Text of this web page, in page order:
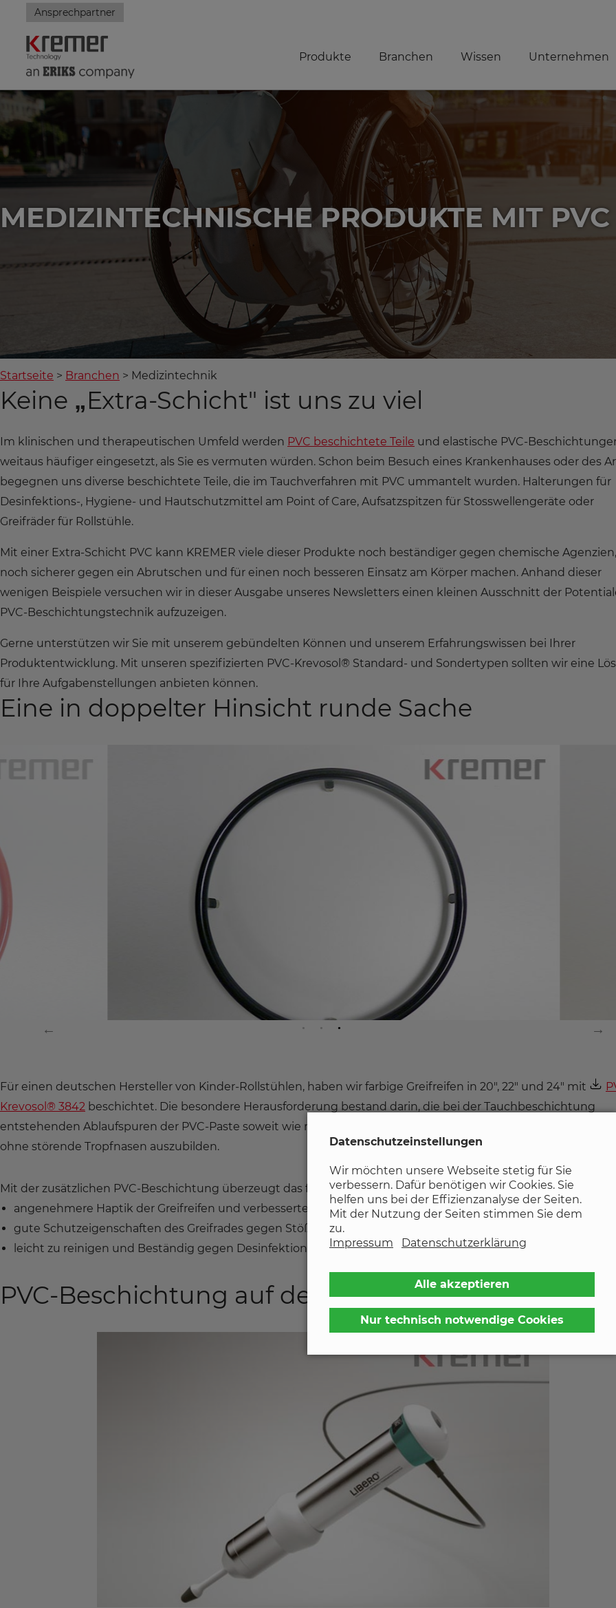
Datenschutzeinstellungen
Wir möchten unsere Webseite stetig für Sie
verbessern. Dafür benötigen wir Cookies. Sie
helfen uns bei der Effizienzanalyse der Seiten.
Mit der Nutzung der Seiten stimmen Sie dem
zu.
Impressum
Datenschutzerklärung
Alle akzeptieren
Nur technisch notwendige Cookies
Ansprechpartner
Produkte Branchen Wissen Unternehmen
MEDIZINTECHNISCHE PRODUKTE MIT PVC
Startseite Branchen Medizintechnik
Keine „Extra-Schicht" ist uns zu viel
Im klinischen und therapeutischen Umfeld werden PVC beschichtete Teile und elastische PVC-
weitaus häufiger eingesetzt, als Sie es vermuten würden. Schon beim Besuch eines Krankenhauses oder des
begegnen uns diverse beschichtete Teile, die im Tauchverfahren mit PVC ummantelt wurden. Halterungen für
Desinfektions-, Hygiene- und Hautschutzmittel am Point of Care, Aufsatzspitzen für Stosswellengeräte oder
Greifräder für Rollstühle.
Mit einer Extra-Schicht PVC kann KREMER viele dieser Produkte noch beständiger gegen chemische Agenzien,
noch sicherer gegen ein Abrutschen und für einen noch besseren Einsatz am Körper machen. Anhand dieser
wenigen Beispiele versuchen wir in dieser Ausgabe unseres Newsletters einen kleinen Ausschnitt der
PVC-Beschichtungstechnik aufzuzeigen.
Gerne unterstützen wir Sie mit unserem gebündelten Können und unserem Erfahrungswissen bei Ihrer
Produktentwicklung. Mit unseren spezifizierten PVC-Krevosol® Standard- und Sondertypen sollten wir eine
für Ihre Aufgabenstellungen anbieten können.
Eine in doppelter Hinsicht runde Sache
Für einen deutschen Hersteller von Kinder-Rollstühlen, haben wir farbige Greifreifen in 20", 22" und 24" mit
Krevosol® 3842 beschichtet. Die besondere Herausforderung bestand darin, die bei der Tauchbeschichtung
entstehenden Ablaufspuren der PVC-Paste soweit wie möglich zu minimieren und die
ohne störende Tropfnasen auszubilden.
Mit der zusätzlichen PVC-Beschichtung überzeugt das fertige Produkt mit diesen Eigenschaften:
angenehmere Haptik der Greifreifen und verbesserte Rutschhemmung im Vergleich zu einer
gute Schutzeigenschaften des Greifrades gegen Stöße oder Kratzer
leicht zu reinigen und Beständig gegen Desinfektionsmittel
PVC-Beschichtung auf den Punkt gebracht